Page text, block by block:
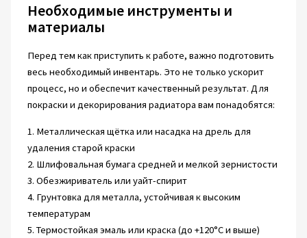
Необходимые инструменты и
материалы
Перед тем как приступить к работе, важно подготовить
весь необходимый инвентарь. Это не только ускорит
процесс, но и обеспечит качественный результат. Для
покраски и декорирования радиатора вам понадобятся:
1. Металлическая щётка или насадка на дрель для
удаления старой краски
2. Шлифовальная бумага средней и мелкой зернистости
3. Обезжириватель или уайт-спирит
4. Грунтовка для металла, устойчивая к высоким
температурам
5. Термостойкая эмаль или краска (до +120°C и выше)